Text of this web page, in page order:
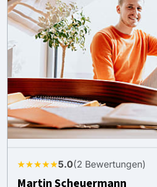
★★★★★5.0(2 Bewertungen)
Martin Scheuermann